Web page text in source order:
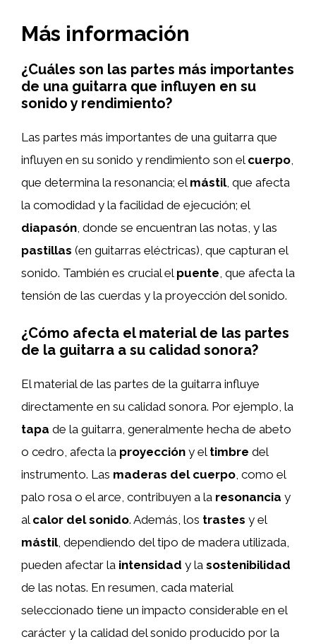
Más información
¿Cuáles son las partes más importantes
de una guitarra que influyen en su
sonido y rendimiento?
Las partes más importantes de una guitarra que
influyen en su sonido y rendimiento son el cuerpo
que determina la resonancia; el mástil, que afecta
la comodidad y la facilidad de ejecución; el
diapasón , donde se encuentran las notas, y las
pastillas (en guitarras eléctricas), que capturan el
sonido. También es crucial el puente , que afecta la
tensión de las cuerdas y la proyección del sonido.
¿Cómo afecta el material de las partes
de la guitarra a su calidad sonora?
El material de las partes de la guitarra influye
directamente en su calidad sonora. Por ejemplo, la
tapa de la guitarra, generalmente hecha de abeto
o cedro, afecta la proyección y el timbre del
instrumento. Las maderas del cuerpo, como el
palo rosa o el arce, contribuyen a la resonancia y
al calor del sonido. Además, los trastes y el
mástil, dependiendo del tipo de madera utilizada,
pueden afectar la intensidad y la sostenibilidad
de las notas. En resumen, cada material
seleccionado tiene un impacto considerable en el
carácter y la calidad del sonido producido por la